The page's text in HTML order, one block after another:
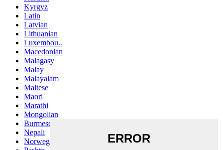
Kyrgyz
Latin
Latvian
Lithuanian
Luxembou..
Macedonian
Malagasy
Malay
Malayalam
Maltese
Maori
Marathi
Mongolian
Burmese
Nepali
Norwegian